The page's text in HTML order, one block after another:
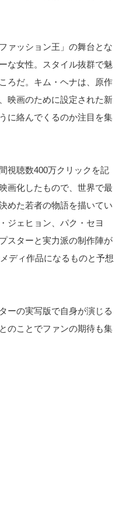
ァッション王」の舞台とな
な女性。スタイル抜群で魅
ろだ。キム・ヘナは、原作
映画のために設定された新
に絡んでくるのか注目を集
視聴数400万クリックを記
画化したもので、世界で最
めた若者の物語を描いてい
ジェヒョン、パク・セヨ
スターと実力派の制作陣が
ディ作品になるものと予想
ーの実写版で自身が演じる
のことでファンの期待も集